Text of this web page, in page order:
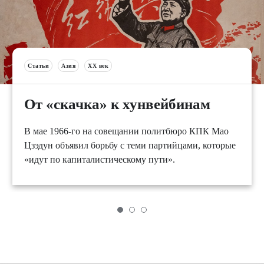
Статьи Азия XX век
От «скачка» к хунвейбинам
В мае 1966-го на совещании политбюро КПК Мао
Цзэдун объявил борьбу с теми партийцами, которые
«идут по капиталистическому пути».